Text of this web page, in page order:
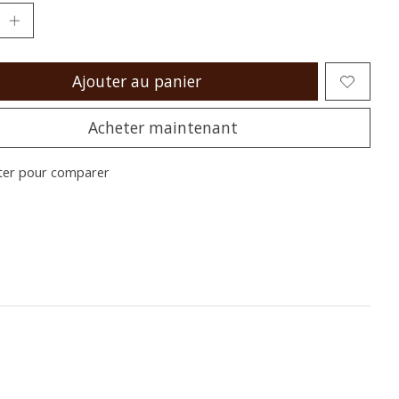
Ajouter au panier
Acheter maintenant
pour comparer